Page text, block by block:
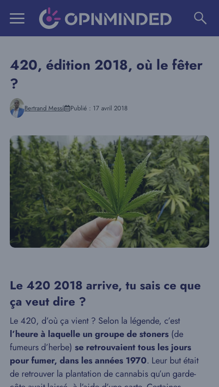
420, édition 2018, où le fêter
?
Bertrand Messi Publié : 17 avril 2018
Le 420 2018 arrive, tu sais ce que
ça veut dire ?
Le 420, d’où ça vient ? Selon la légende, c’est
l’heure à laquelle un groupe de stoners (de
fumeurs d’herbe) se retrouvaient tous les jours
pour fumer, dans les années 1970. Leur but était
de retrouver la plantation de cannabis qu’un garde-